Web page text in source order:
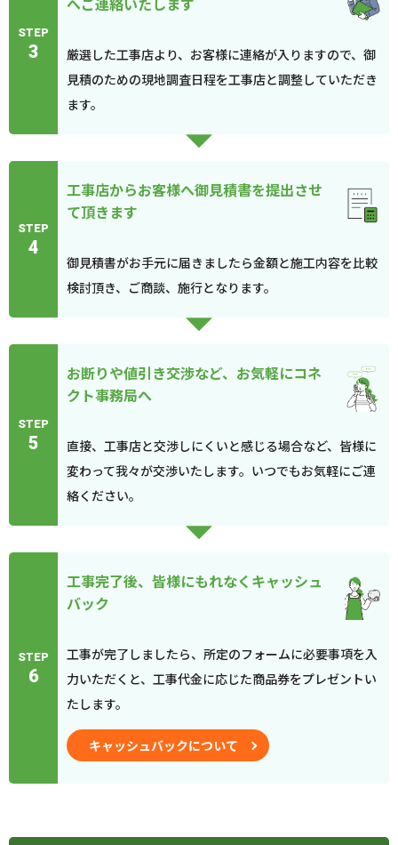
STEP
3
厳選した工事店より、お客様に連絡が入りますので、御
見積のための現地調査日程を工事店と調整していただき
ます。
STEP
4
工事店からお客様へ御見積書を提出させ
て頂きます
御見積書がお手元に届きましたら金額と施工内容を比較
検討頂き、ご商談、施行となります。
STEP
5
お断りや値引き交渉など、お気軽にコネ
クト事務局へ
直接、工事店と交渉しにくいと感じる場合など、皆様に
変わって我々が交渉いたします。いつでもお気軽にご連
絡ください。
STEP
6
工事完了後、皆様にもれなくキャッシュ
バック
工事が完了しましたら、所定のフォームに必要事項を入
力いただくと、工事代金に応じた商品券をプレゼントい
たします。
キャッシュバックについて